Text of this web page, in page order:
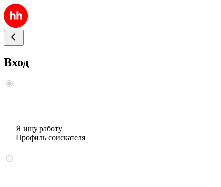
Вход
Я ищу работу
Профиль соискателя